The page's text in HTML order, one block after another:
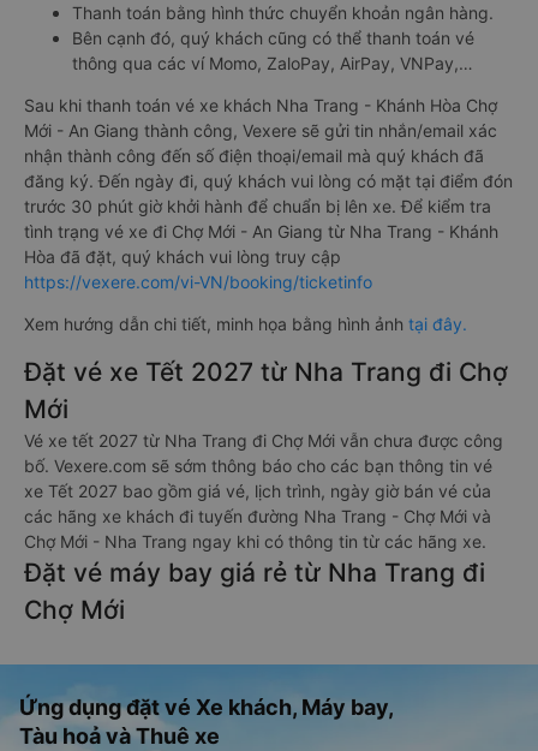
Thanh toán bằng hình thức chuyển khoản ngân hàng.
Bên cạnh đó, quý khách cũng có thể thanh toán vé
thông qua các ví Momo, ZaloPay, AirPay, VNPay,…
Sau khi thanh toán vé xe khách Nha Trang - Khánh Hòa Chợ
Mới - An Giang thành công, Vexere sẽ gửi tin nhắn/email xác
nhận thành công đến số điện thoại/email mà quý khách đã
đăng ký. Đến ngày đi, quý khách vui lòng có mặt tại điểm đón
trước 30 phút giờ khởi hành để chuẩn bị lên xe. Để kiểm tra
tình trạng vé xe đi Chợ Mới - An Giang từ Nha Trang - Khánh
Hòa đã đặt, quý khách vui lòng truy cập
https://vexere.com/vi-VN/booking/ticketinfo
Xem hướng dẫn chi tiết, minh họa bằng hình ảnh tại đây.
Đặt vé xe Tết 2027 từ Nha Trang đi Chợ
Mới
Vé xe tết 2027 từ Nha Trang đi Chợ Mới vẫn chưa được công
bố. Vexere.com sẽ sớm thông báo cho các bạn thông tin vé
xe Tết 2027 bao gồm giá vé, lịch trình, ngày giờ bán vé của
các hãng xe khách đi tuyến đường Nha Trang - Chợ Mới và
Chợ Mới - Nha Trang ngay khi có thông tin từ các hãng xe.
Đặt vé máy bay giá rẻ từ Nha Trang đi
Chợ Mới
Ứng dụng đặt vé Xe khách, Máy bay,
Tàu hoả và Thuê xe